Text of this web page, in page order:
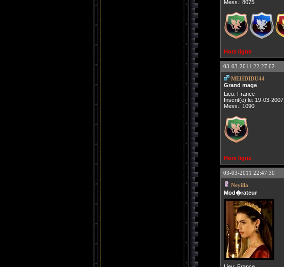
Mess.: 8075
Hors ligne
03-03-2011 22:27:02
MEHDIDU44
Grand mage
Lieu: France
Inscrit(e) le: 19-03-2007
Mess.: 1090
Hors ligne
03-03-2011 22:47:30
Neyilla
Mod�rateur